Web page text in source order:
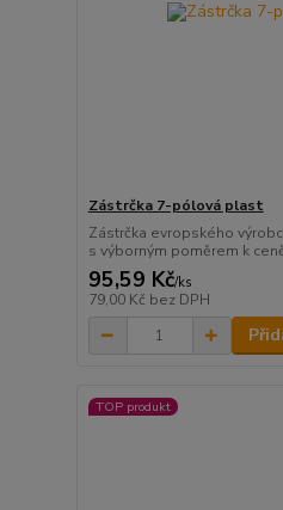
Zástrčka 7-pólová plast
Zástrčka evropského
s výborným poměrem k
95,59 Kč/ks
79,00 Kč bez DPH
TOP produkt